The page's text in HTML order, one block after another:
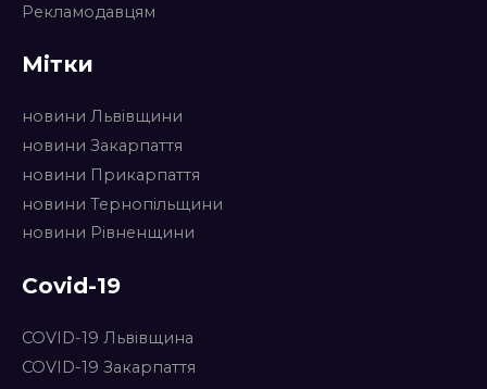
Рекламодавцям
Мітки
новини Львівщини
новини Закарпаття
новини Прикарпаття
новини Тернопільщини
новини Рівненщини
Covid-19
COVID-19 Львівщина
COVID-19 Закарпаття